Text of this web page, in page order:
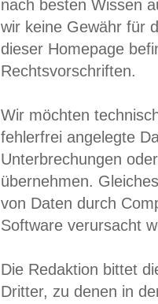
nach besten Wissen
wir keine Gewähr für
dieser Homepage
Rechtsvorschriften.
Wir möchten
fehlerfrei angelegte
Unterbrechungen
übernehmen.
von Daten durch
Software verursacht
Die Redaktion bittet
Dritter, zu denen in